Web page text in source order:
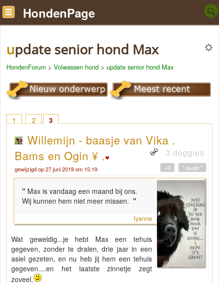
HondenPage
update senior hond Max
HondenForum > Volwassen hond > update senior hond Max
1 2 3
Willemijn - baasje van Vika .
Bams en Ogin ¥ .
3 doggies
gewijzigd op 27 juni 2019 om 15:19 " quote "
+0
" Max is vandaag een maand bij ons.
Wij kunnen hem niet meer missen. "
lyanne
Wat geweldig...je hebt Max een tehuis
gegeven, zonder te dralen, drie jaar in een
asiel gezeten, en nu heb jij hem een tehuis
gegeven....en het laatste zinnetje zegt
zoveel.